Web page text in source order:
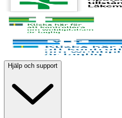
Hjälp och support